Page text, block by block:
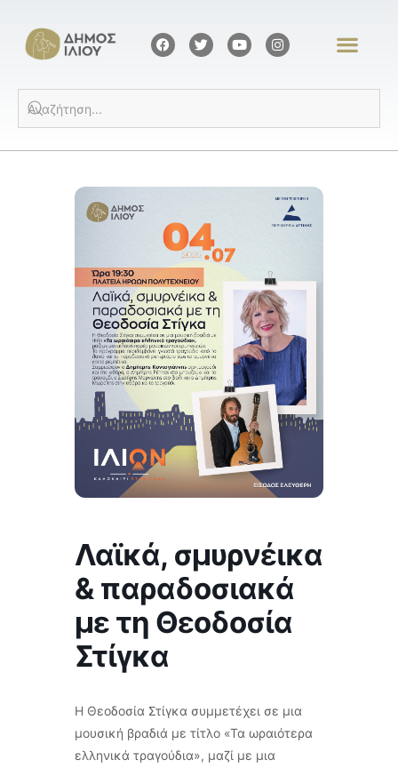
Λαϊκά, σμυρνέικα
& παραδοσιακά
με τη Θεοδοσία
Στίγκα
Η Θεοδοσία Στίγκα συμμετέχει σε μια
μουσική βραδιά με τίτλο «Τα ωραιότερα
ελληνικά τραγούδια», μαζί με μια